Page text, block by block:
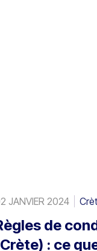
JANVIER 2024
de
: ce